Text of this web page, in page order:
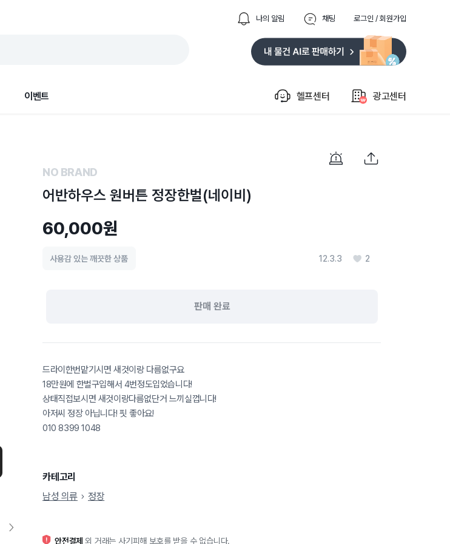
나의 알림 채팅 로그인 / 회원가입
이벤트 헬프센터 광고센터
NO BRAND
어반하우스 원버튼 정장한벌(네이비)
60,000원
12.3.3 2
사용감 있는 깨끗한 상품
판매 완료
드라이한번맡기시면 새것이랑 다름없구요
18만원에 한벌구입해서 4번정도입었습니다!
상태직접보시면 새것이랑다름없단거 느끼실껍니다!
아저씨 정장 아닙니다! 핏 좋아요!
010 8399 1048
카테고리
남성 의류
정장
안전결제 외 거래는 사기피해 보호를 받을 수 없습니다.